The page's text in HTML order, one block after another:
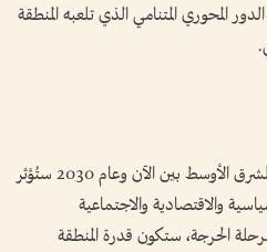
المحوري المتنامي الذي تلعبه المنطقة
يُؤكد التقرير أن القرارات المتخذة في الشرق الأوسط بين الآن وعام 2030 ستُؤثر
والاقتصادية والاجتماعية
الحرجة، ستكون قدرة المنطقة